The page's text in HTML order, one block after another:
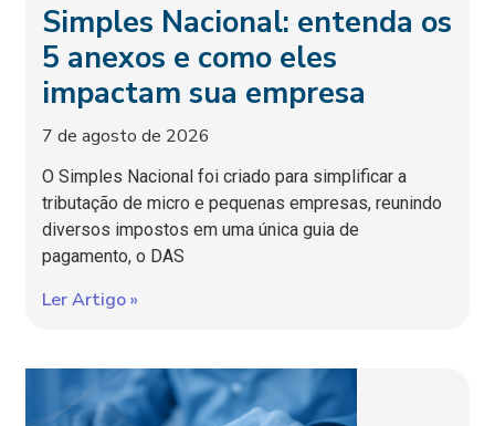
Simples Nacional: entenda os
5 anexos e como eles
impactam sua empresa
7 de agosto de 2026
O Simples Nacional foi criado para simplificar a
tributação de micro e pequenas empresas, reunindo
diversos impostos em uma única guia de
pagamento, o DAS
Ler Artigo »